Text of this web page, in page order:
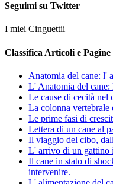
Seguimi su Twitter
I miei Cinguettii
Classifica Articoli e Pagine
Anatomia del cane: l'
L' Anatomia del cane:
Le cause di cecità nel
La colonna vertebrale
Le prime fasi di
Lettera di un cane al
Il viaggio del cibo,
L' arrivo di un gattino
Il cane in stato di
intervenire.